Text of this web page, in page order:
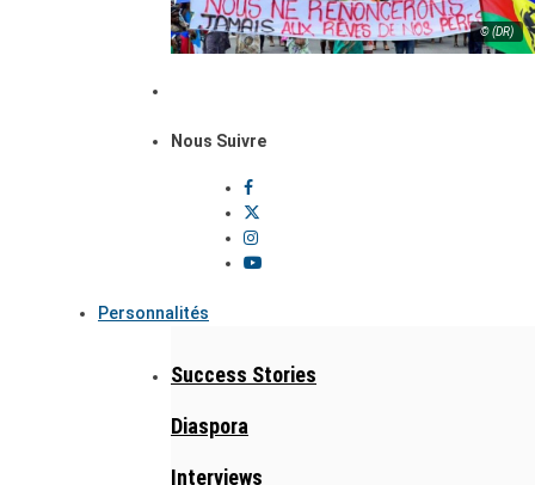
© (DR)
Nous Suivre
Personnalités
Success Stories
Diaspora
Interviews